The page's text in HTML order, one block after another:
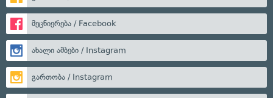
მეცნიერება / Facebook
ახალი ამბები / Instagram
გართობა / Instagram